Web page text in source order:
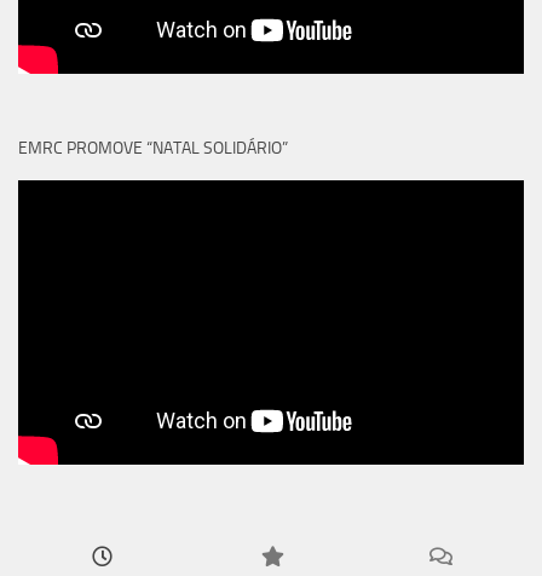
EMRC PROMOVE “NATAL SOLIDÁRIO”